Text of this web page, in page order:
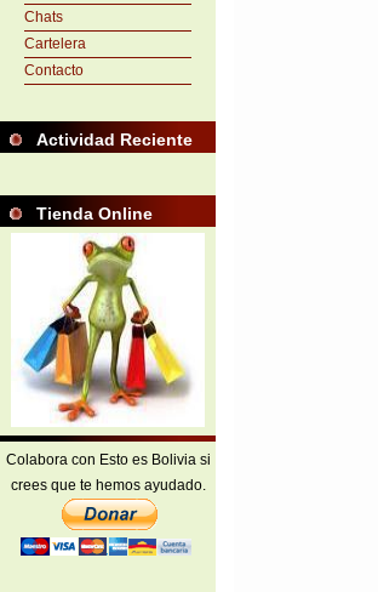
Chats
Cartelera
Contacto
Actividad Reciente
Tienda Online
Colabora con Esto es Bolivia si
crees que te hemos ayudado.